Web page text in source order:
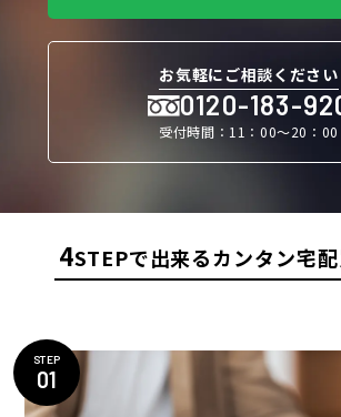
お気軽にご相談ください
0120-183-
受付時間：11：00〜20：00
4STEPで出来るカンタン宅
STEP
01